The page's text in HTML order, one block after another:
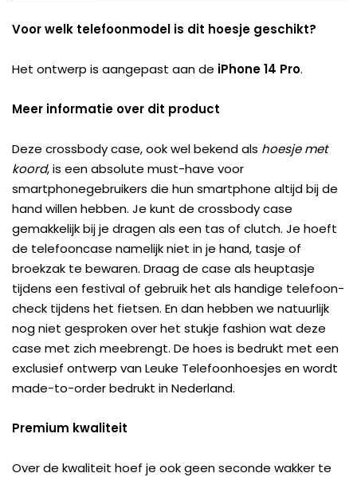
Voor welk telefoonmodel is dit hoesje geschikt?
Het ontwerp is aangepast aan de iPhone 14 Pro.
Meer informatie over dit product
Deze crossbody case, ook wel bekend als hoesje met
koord, is een absolute must-have voor
smartphonegebruikers die hun smartphone altijd bij de
hand willen hebben. Je kunt de crossbody case
gemakkelijk bij je dragen als een tas of clutch. Je hoeft
de telefooncase namelijk niet in je hand, tasje of
broekzak te bewaren. Draag de case als heuptasje
tijdens een festival of gebruik het als handige telefoon-
check tijdens het fietsen. En dan hebben we natuurlijk
nog niet gesproken over het stukje fashion wat deze
case met zich meebrengt. De hoes is bedrukt met een
exclusief ontwerp van Leuke Telefoonhoesjes en wordt
made-to-order bedrukt in Nederland.
Premium kwaliteit
Over de kwaliteit hoef je ook geen seconde wakker te